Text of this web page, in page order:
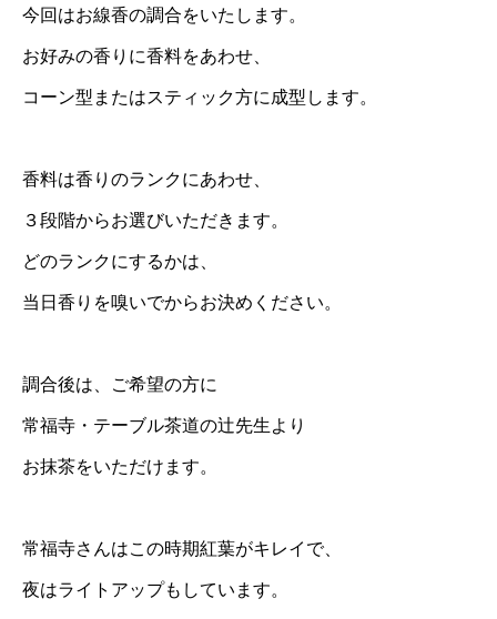
今回はお線香の調合をいたします。
お好みの香りに香料をあわせ、
コーン型またはスティック方に成型します。
香料は香りのランクにあわせ、
３段階からお選びいただきます。
どのランクにするかは、
当日香りを嗅いでからお決めください。
調合後は、ご希望の方に
常福寺・テーブル茶道の辻先生より
お抹茶をいただけます。
常福寺さんはこの時期紅葉がキレイで、
夜はライトアップもしています。